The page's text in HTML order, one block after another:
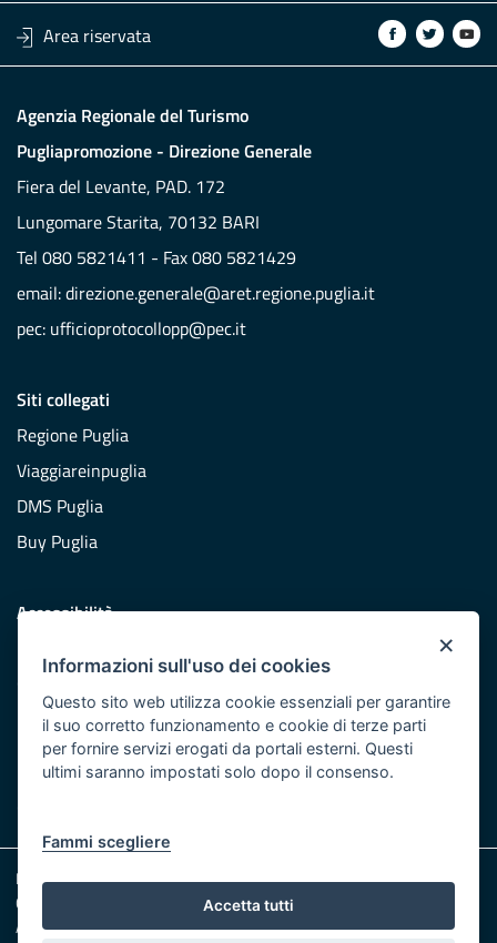
×
Informazioni sull'uso dei cookies
Questo sito web utilizza cookie essenziali per garantire
il suo corretto funzionamento e cookie di terze parti
per fornire servizi erogati da portali esterni. Questi
ultimi saranno impostati solo dopo il consenso.
Fammi scegliere
Accetta tutti
Area riservata
Agenzia Regionale del Turismo
Pugliapromozione - Direzione Generale
Fiera del Levante, PAD. 172
Lungomare Starita, 70132 BARI
Tel 080 5821411 - Fax 080 5821429
email:direzione.generale@aret.regione.puglia.it
pec: ufficioprotocollopp@pec.it
Siti collegati
Regione Puglia
Viaggiareinpuglia
DMS Puglia
Buy Puglia
Accessibilità
Redazione
Responsabili pubblicazione
Note legali
Cookie e Privacy
Amministrazione trasparente